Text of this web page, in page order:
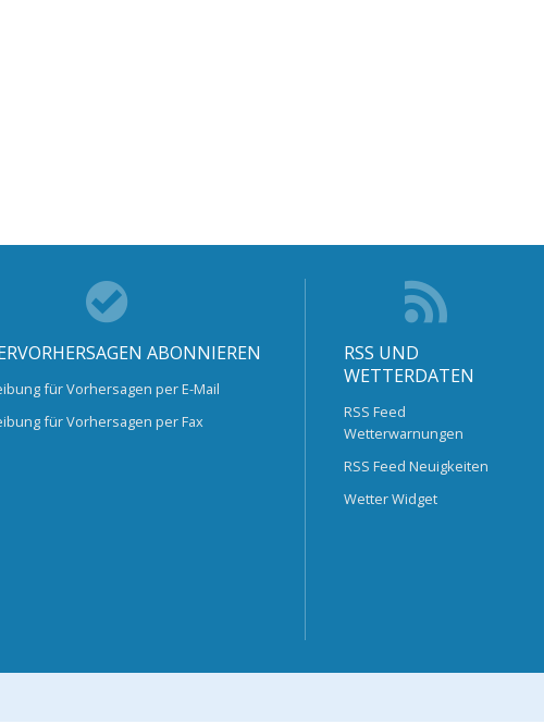
ABONNIEREN
für Vorhersagen per E-Mail
für Vorhersagen per Fax
RSS UND
WETTERDATEN
RSS Feed
Wetterwarnungen
RSS Feed Neuigkeiten
Wetter Widget